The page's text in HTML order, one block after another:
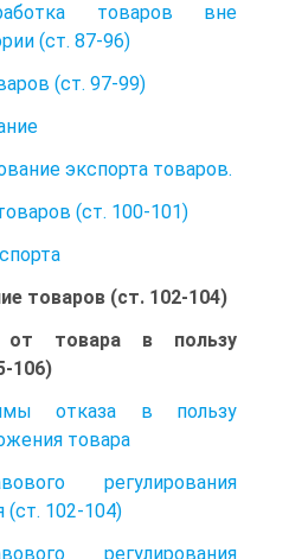
товаров вне
(ст. 87-96)
(ст. 97-99)
экспорта товаров.
(ст. 100-101)
товаров (ст. 102-104)
товара в пользу
106)
отказа в пользу
товара
регулирования
102-104)
регулирования